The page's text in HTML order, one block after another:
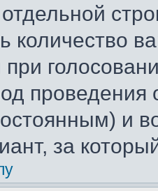
количество
при
проведения
и
за